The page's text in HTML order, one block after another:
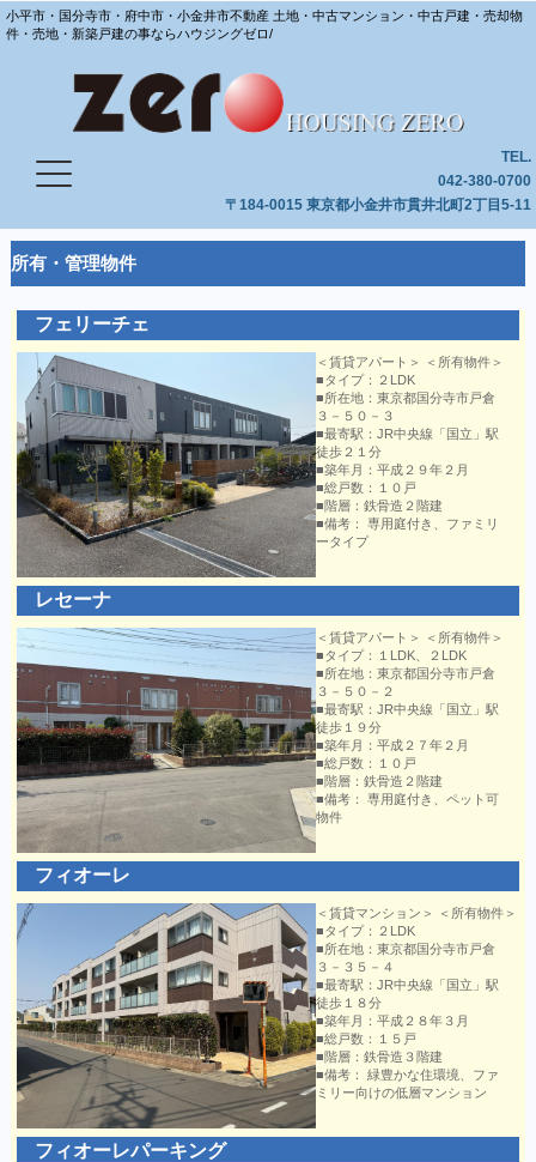
小平市・国分寺市・府中市・小金井市不動産 土地・中古マンション・中古戸建・売却物
件・売地・新築戸建の事ならハウジングゼロ/
TEL.
042-380-0700
〒184-0015 東京都小金井市貫井北町2丁目5-11
所有・管理物件
フェリーチェ
＜賃貸アパート＞ ＜所有物件＞
■タイプ：２LDK
■所在地：東京都国分寺市戸倉
３－５０－３
■最寄駅：JR中央線「国立」駅
徒歩２１分
■築年月：平成２９年２月
■総戸数：１０戸
■階層：鉄骨造２階建
■備考： 専用庭付き、ファミリ
ータイプ
レセーナ
＜賃貸アパート＞ ＜所有物件＞
■タイプ：１LDK、２LDK
■所在地：東京都国分寺市戸倉
３－５０－２
■最寄駅：JR中央線「国立」駅
徒歩１９分
■築年月：平成２７年２月
■総戸数：１０戸
■階層：鉄骨造２階建
■備考： 専用庭付き、ペット可
物件
フィオーレ
＜賃貸マンション＞ ＜所有物件＞
■タイプ：２LDK
■所在地：東京都国分寺市戸倉
３－３５－４
■最寄駅：JR中央線「国立」駅
徒歩１８分
■築年月：平成２８年３月
■総戸数：１５戸
■階層：鉄骨造３階建
■備考： 緑豊かな住環境、ファ
ミリー向けの低層マンション
フィオーレパーキング